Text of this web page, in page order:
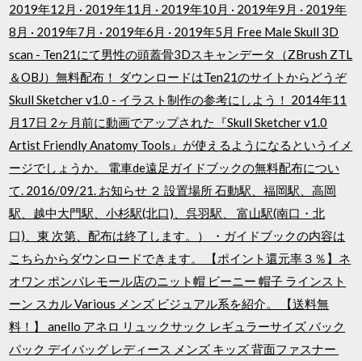
2019年12月 · 2019年11月 · 2019年10月 · 2019年9月 · 2019年
8月 · 2019年7月 · 2019年6月 · 2019年5月 Free Male Skull 3D
scan - Ten21にて男性の頭蓋骨3Dスキャンデータ（ZBrush ZTL
＆OBJ）無料配布！ ダウンロードはTen21のサイトからどうぞ
Skull Sketcher v1.0 - イラスト制作の参考にしよう！ 2014年11
月17日 2ヶ月前に動画でアップされた『Skull Sketcher v1.0
Artist Friendly Anatomy Tools』が使えるようになるというイメ
ージでしょうか。 電車de遠足ガイドブックの無料配布につい
て. 2016/09/21. お知らせ ２ 設置場所 石動駅、福岡駅、高岡
駅、越中大門駅、小杉駅(北口)、呉羽駅、 富山駅(南口・北
口)、東 次第、配布は終了します。） ・ガイドブックの内容は
こちらからダウンロードできます。 【ポイント還元率３％】ネ
オワン ポンパレモール店のニット帽 ビーニー 帽子 ラインスト
ーン スカル Various メンズ ビジュアル系を紹介。 【送料無
料！】 anello アネロ リュックサック レギュラーサイズ バック
パック デイバッグ レディース メンズ キッズ 背面ファスナー